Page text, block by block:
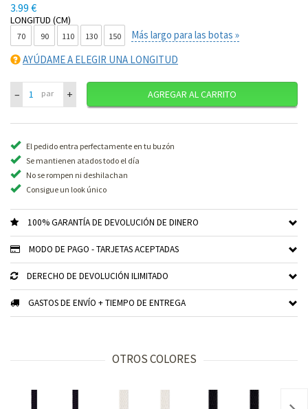
3.99 €
LONGITUD (CM)
70 90 110 130 150
Más largo para las botas »
AYÚDAME A ELEGIR UNA LONGITUD
– par + AGREGAR AL CARRITO
El pedido entra perfectamente en tu buzón
Se mantienen atados todo el día
No se rompen ni deshilachan
Consigue un look único
100% GARANTÍA DE DEVOLUCIÓN DE DINERO
MODO DE PAGO - TARJETAS ACEPTADAS
DERECHO DE DEVOLUCIÓN ILIMITADO
GASTOS DE ENVÍO + TIEMPO DE ENTREGA
OTROS COLORES